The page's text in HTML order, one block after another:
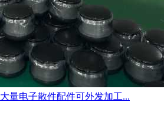
量电子散件配件可外发加工...